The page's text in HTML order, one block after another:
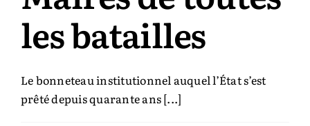
Auteurs & cie
les batailles
Le bonneteau institutionnel auquel l’État s’est
prêté depuis quarante ans [...]